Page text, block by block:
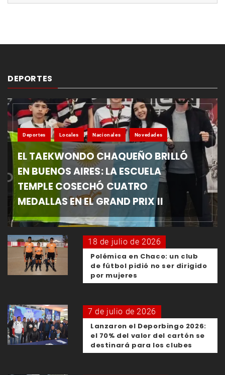
DEPORTES
Deportes Locales Nacionales Novedades
EL TAEKWONDO CHAQUEÑO BRILLÓ
EN BUENOS AIRES: LA ESCUELA
TEMPLE COSECHÓ CUATRO
MEDALLAS EN EL GRAND PRIX II
18 de julio de 2026
Polémica en Chaco: un club
de fútbol pidió no ser dirigido
por mujeres
7 de julio de 2026
Lanzaron el Deporbingo 2026:
el 70% del valor del cartón se
destinará para los clubes